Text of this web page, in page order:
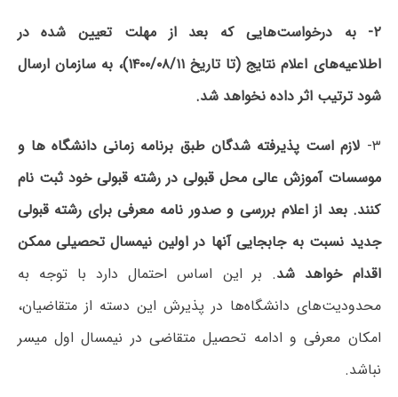
۲- به درخواست‌هایی که بعد از مهلت تعیین شده در
اطلاعیه‌های اعلام نتایج (تا تاریخ ۱۴۰۰/۰۸/۱۱)، به سازمان ارسال
شود ترتیب اثر داده نخواهد شد.
۳- لازم است پذیرفته شدگان طبق برنامه زمانی دانشگاه ها و
موسسات آموزش عالی محل قبولی در رشته قبولی خود ثبت نام
کنند. بعد از اعلام بررسی و صدور نامه معرفی برای رشته قبولی
جدید نسبت به جابجایی آنها در اولین نیمسال تحصیلی ممکن
اقدام خواهد شد. بر این اساس احتمال دارد با توجه به
محدودیت‌های دانشگاه‌ها در پذیرش این دسته از متقاضیان،
امکان معرفی و ادامه تحصیل متقاضی در نیمسال اول میسر
نباشد.